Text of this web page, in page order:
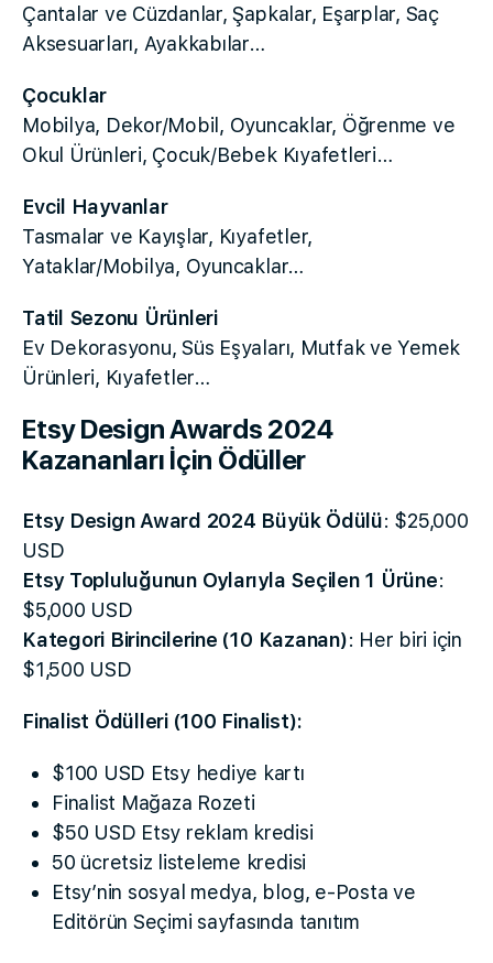
Çantalar ve Cüzdanlar, Şapkalar, Eşarplar, Saç
Aksesuarları, Ayakkabılar…
Çocuklar
Mobilya, Dekor/Mobil, Oyuncaklar, Öğrenme ve
Okul Ürünleri, Çocuk/Bebek Kıyafetleri…
Evcil Hayvanlar
Tasmalar ve Kayışlar, Kıyafetler,
Yataklar/Mobilya, Oyuncaklar…
Tatil Sezonu Ürünleri
Ev Dekorasyonu, Süs Eşyaları, Mutfak ve Yemek
Ürünleri, Kıyafetler…
Etsy Design Awards 2024
Kazananları İçin Ödüller
Etsy Design Award 2024 Büyük Ödülü: $25,000
USD
Etsy Topluluğunun Oylarıyla Seçilen 1 Ürüne:
$5,000 USD
Kategori Birincilerine (10 Kazanan): Her biri için
$1,500 USD
Finalist Ödülleri (100 Finalist):
$100 USD Etsy hediye kartı
Finalist Mağaza Rozeti
$50 USD Etsy reklam kredisi
50 ücretsiz listeleme kredisi
Etsy’nin sosyal medya, blog, e-Posta ve
Editörün Seçimi sayfasında tanıtım